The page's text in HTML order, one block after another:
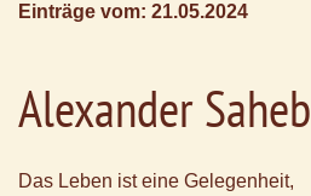
Einträge vom: 21.05.2024
Alexander Saheb
Das Leben ist eine Gelegenheit,